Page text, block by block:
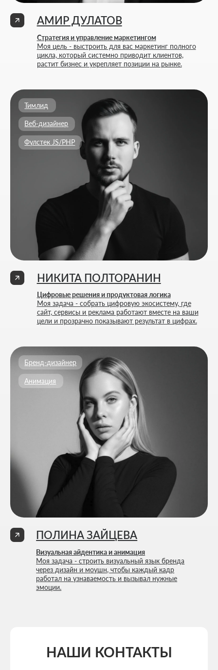
Разработка 3D конфигураторов
Разработка брендбука компании
Комплексный брендинг компании
Продвинутое ведение соцсетей
ПОПУЛЯРНЫЕ УСЛУГИ
Создание корпоративных сайтов
Создание интернет-магазинов
Создание лендингов
Контакты
Блог
Портфолио
FAQ
Аспандиярова 60, Калкаман 2, г. Алматы, Казахстан
info@thrive-solutions.net
+7 727 310-67-21
Будние дни: 11:00 -19:00
© THRIVE SOLUTIONS, 2026
РАЗРАБОТАНО
&THRIVE MARKETING SOLUTIONS KZ
Политика конфиденциальности
Согласие на обработку персональных данных
Расчитать стоимость